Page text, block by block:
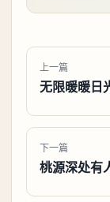
上一篇
无限暖暖日
下一篇
桃源深处有